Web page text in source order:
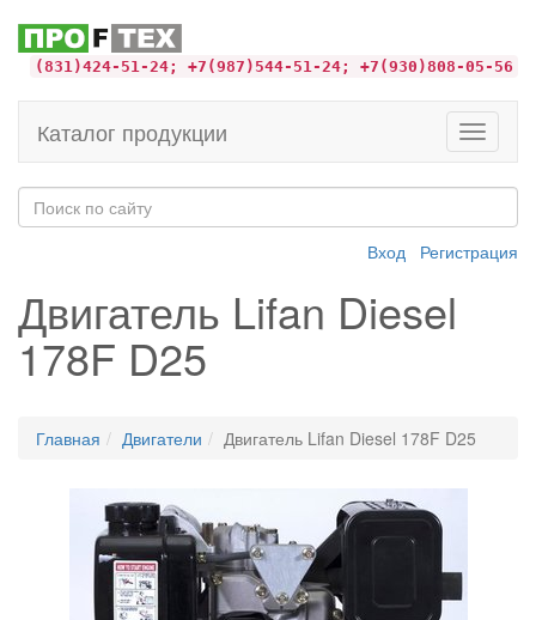
(831)424-51-24; +7(987)544-51-24; +7(930)808-05-56
Toggle
Каталог продукции
Вход Регистрация
Двигатель Lifan Diesel
178F D25
Главная Двигатели Двигатель Lifan Diesel 178F D25